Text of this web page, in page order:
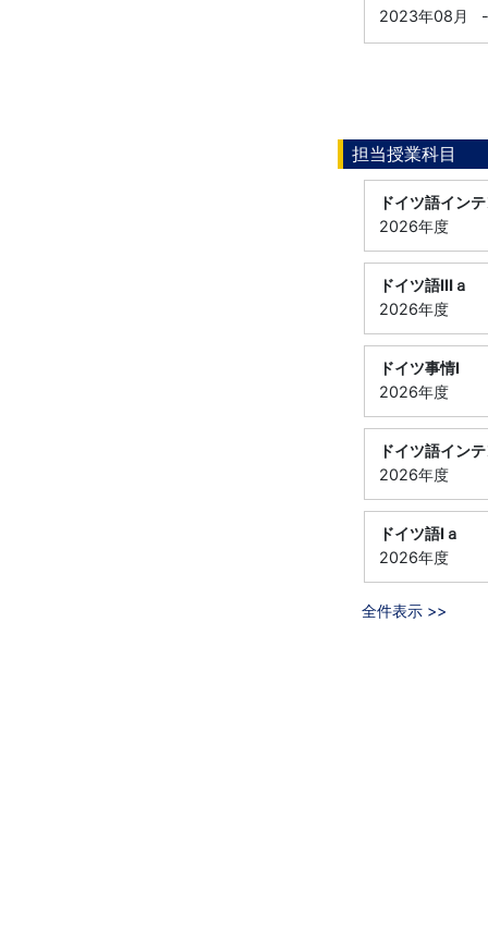
2023年08月
-
担当授業科目
ドイツ語イン
2026年度
ドイツ語Ⅲａ
2026年度
ドイツ事情Ⅰ
2026年度
ドイツ語イン
2026年度
ドイツ語Ⅰａ
2026年度
全件表示 >>